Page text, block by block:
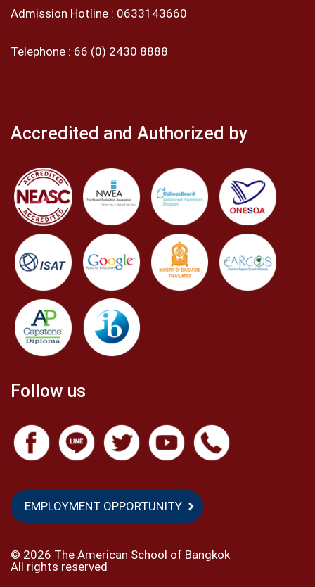
Admission Hotline : 0633143660
Telephone : 66 (0) 2430 8888
Accredited and Authorized by
Follow us
EMPLOYMENT OPPORTUNITY
© 2026 The American School of Bangkok
All rights reserved